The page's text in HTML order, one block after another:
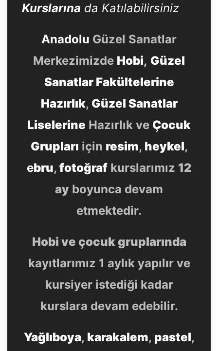
Kurslarına da Katılabilirsiniz
Anadolu Güzel Sanatlar
Merkezimizde Hobi, Güzel
Sanatlar Fakültelerine
Hazırlık, Güzel Sanatlar
Liselerine Hazırlık ve Çocuk
Grupları için resim, heykel,
ebru, fotoğrafkurslarımız 12
ay boyunca devam
etmektedir.
Hobi ve çocuk gruplarında
kayıtlarımız 1 aylık yapılır ve
kursiyer istediği kadar
kurslara devam edebilir.
Yağlıboya, karakalem, pastel,